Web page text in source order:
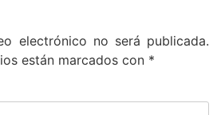
electrónico no será publicada.
están marcados con *